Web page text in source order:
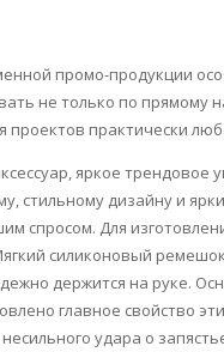
промо-продукции
не только по прямому
практически
яркое трендовое
стильному дизайну и
спросом. Для
силиконовый
держится на руке.
главное свойство
удара о